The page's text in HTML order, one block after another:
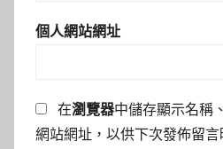
個人網站網址
在瀏覽器中儲存顯示名稱
網站網址，以供下次發佈留言